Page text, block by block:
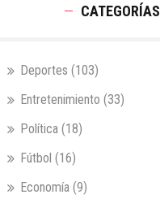
CATEGORÍAS
Deportes (103)
Entretenimiento (33)
Política (18)
Fútbol (16)
Economía (9)